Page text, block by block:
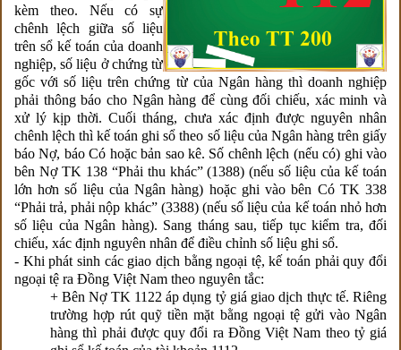
kèm theo. Nếu có sự
chênh lệch giữa số liệu
trên sổ kế toán của doanh
nghiệp, số liệu ở chứng từ
gốc với số liệu trên chứng từ của Ngân hàng thì doanh nghiệp
phải thông báo cho Ngân hàng để cùng đối chiếu, xác minh và
xử lý kịp thời. Cuối tháng, chưa xác định được nguyên nhân
chênh lệch thì kế toán ghi sổ theo số liệu của Ngân hàng trên giấy
báo Nợ, báo Có hoặc bản sao kê. Số chênh lệch (nếu có) ghi vào
bên Nợ TK 138 “Phải thu khác” (1388) (nếu số liệu của kế toán
lớn hơn số liệu của Ngân hàng) hoặc ghi vào bên Có TK 338
“Phải trả, phải nộp khác” (3388) (nếu số liệu của kế toán nhỏ hơn
số liệu của Ngân hàng). Sang tháng sau, tiếp tục kiểm tra, đối
chiếu, xác định nguyên nhân để điều chỉnh số liệu ghi sổ.
- Khi phát sinh các giao dịch bằng ngoại tệ, kế toán phải quy đổi
ngoại tệ ra Đồng Việt Nam theo nguyên tắc:
+ Bên Nợ TK 1122 áp dụng tỷ giá giao dịch thực tế. Riêng
trường hợp rút quỹ tiền mặt bằng ngoại tệ gửi vào Ngân
hàng thì phải được quy đổi ra Đồng Việt Nam theo tỷ giá